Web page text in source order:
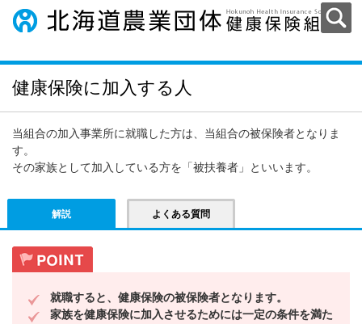
健康保険に加入する人
当組合の加入事業所に就職した方は、当組合の被保険者となりま
す。
その家族として加入している方を「被扶養者」といいます。
解説 よくある質問
就職すると、健康保険の被保険者となります。
家族を健康保険に加入させるためには一定の条件を満た